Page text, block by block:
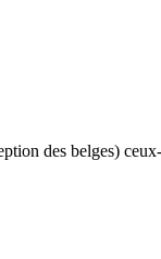
des belges)